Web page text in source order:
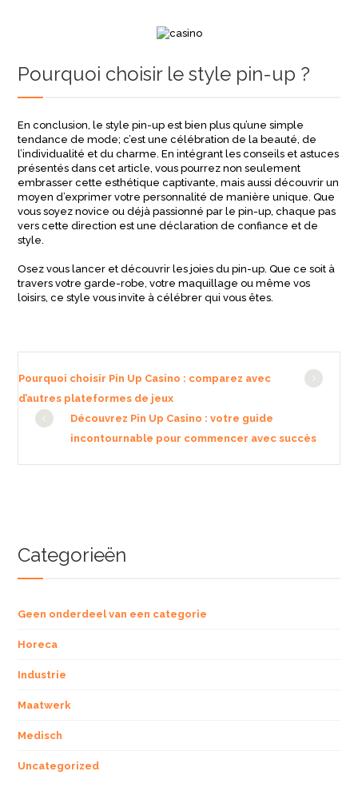
Pourquoi choisir le style pin-up ?
En conclusion, le style pin-up est bien plus qu’une simple
tendance de mode; c’est une célébration de la beauté, de
l’individualité et du charme. En intégrant les conseils et astuces
présentés dans cet article, vous pourrez non seulement
embrasser cette esthétique captivante, mais aussi découvrir un
moyen d’exprimer votre personnalité de manière unique. Que
vous soyez novice ou déjà passionné par le pin-up, chaque pas
vers cette direction est une déclaration de confiance et de
style.
Osez vous lancer et découvrir les joies du pin-up. Que ce soit à
travers votre garde-robe, votre maquillage ou même vos
loisirs, ce style vous invite à célébrer qui vous êtes.
Pourquoi choisir Pin Up Casino : comparez avec
d’autres plateformes de jeux
Découvrez Pin Up Casino : votre guide
incontournable pour commencer avec succès
Categorieën
Geen onderdeel van een categorie
Horeca
Industrie
Maatwerk
Medisch
Uncategorized